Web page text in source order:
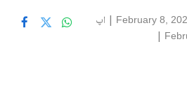
February 8,
| اپ
|